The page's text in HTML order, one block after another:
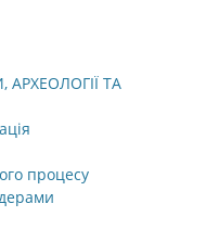
АРХЕОЛОГІЇ ТА
процесу